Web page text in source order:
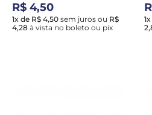
R$ 4,50
1x de R$ 4,50 sem juros ou R$
4,28 à vista no boleto ou pix